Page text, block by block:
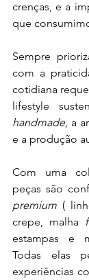
crenças, e a
que
Sempre
com a
cotidiana
lifestyle
handmade, a
e a produção
Com uma
premium (
crepe, malha
estampas e
Todas elas
experiências